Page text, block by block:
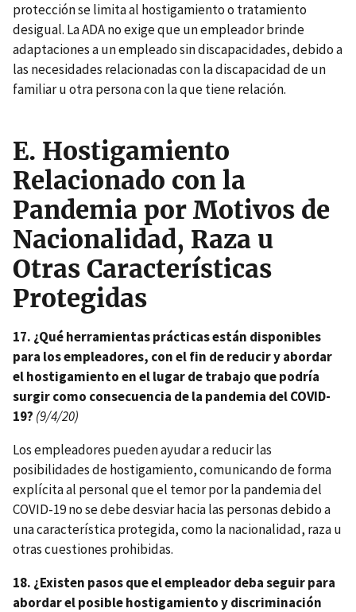
protección se limita al hostigamiento o tratamiento
desigual. La ADA no exige que un empleador brinde
adaptaciones a un empleado sin discapacidades, debido a
las necesidades relacionadas con la discapacidad de un
familiar u otra persona con la que tiene relación.
E. Hostigamiento
Relacionado con la
Pandemia por Motivos de
Nacionalidad, Raza u
Otras Características
Protegidas
17. ¿Qué herramientas prácticas están disponibles
para los empleadores, con el fin de reducir y abordar
el hostigamiento en el lugar de trabajo que podría
surgir como consecuencia de la pandemia del COVID-
19? (9/4/20)
Los empleadores pueden ayudar a reducir las
posibilidades de hostigamiento, comunicando de forma
explícita al personal que el temor por la pandemia del
COVID-19 no se debe desviar hacia las personas debido a
una característica protegida, como la nacionalidad, raza u
otras cuestiones prohibidas.
18. ¿Existen pasos que el empleador deba seguir para
abordar el posible hostigamiento y discriminación